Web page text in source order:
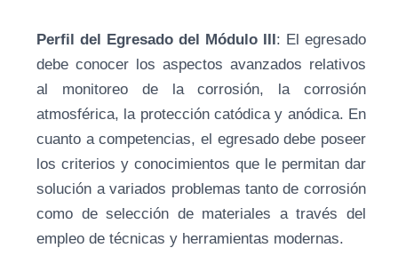
Perfil del Egresado del Módulo III: El egresado
debe conocer los aspectos avanzados relativos
al monitoreo de la corrosión, la corrosión
atmosférica, la protección catódica y anódica. En
cuanto a competencias, el egresado debe poseer
los criterios y conocimientos que le permitan dar
solución a variados problemas tanto de corrosión
como de selección de materiales a través del
empleo de técnicas y herramientas modernas.